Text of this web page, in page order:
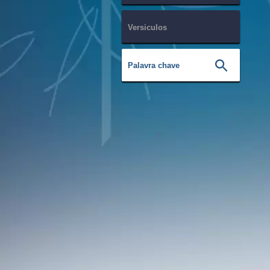
Versiculos